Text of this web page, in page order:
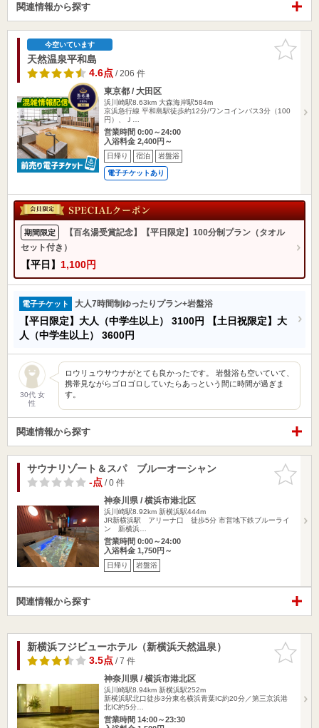
関連情報から探す
お気に入
りに追加
今空いています
天然温泉平和島
4.6点/ 206 件
東京都 / 大田区
浜川崎駅8.63km 大森海岸駅584m
京浜急行線 平和島駅徒歩約12分/ワンコインバス3分（100
円）、Ｊ…
営業時間 0:00～24:00
入浴料金 2,400円～
日帰り 宿泊 岩盤浴
電子チケットあり
期間限定
【百名湯受賞記念】【平日限定】100分制プラン（タオル
セット付き）
【平日】 1,100円
電子チケット 大人7時間制ゆったりプラン+岩盤浴
【平日限定】大人（中学生以上） 3100円
【土日祝限定】大
人（中学生以上） 3600円
30代 女
性
ロウリュウサウナがとても良かったです。 岩盤浴も空いていて、
携帯見ながらゴロゴロしていたらあっという間に時間が過ぎま
す。
関連情報から探す
お気に入
りに追加
サウナリゾート＆スパ ブルーオーシャン
-点/ 0 件
神奈川県 / 横浜市港北区
浜川崎駅8.92km 新横浜駅444m
JR新横浜駅 アリーナ口 徒歩5分 市営地下鉄ブルーライ
ン 新横浜…
営業時間 0:00～24:00
入浴料金 1,750円～
日帰り 岩盤浴
関連情報から探す
お気に入
りに追加
新横浜フジビューホテル（新横浜天然温泉）
3.5点/ 7 件
神奈川県 / 横浜市港北区
浜川崎駅8.94km 新横浜駅252m
新横浜駅北口徒歩3分東名横浜青葉IC約20分／第三京浜港
北IC約5分…
営業時間 14:00～23:30